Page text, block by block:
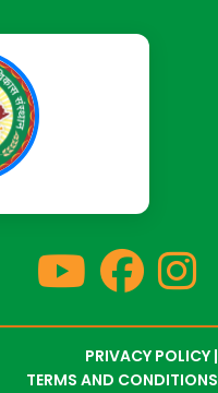
PRIVACY POLICY |
TERMS AND CONDITIONS